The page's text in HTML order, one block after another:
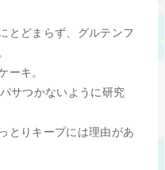
とどまらず、グルテンフ
ーキ。
サつかないように研究
とりキープには理由があ